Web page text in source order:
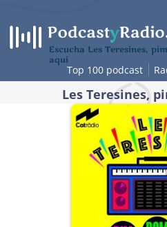
contenido
Escucha Les Teresines,
aquí
Top 100 podcast
Les Teresines,